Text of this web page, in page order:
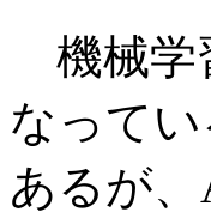
機械学
なって
あるが